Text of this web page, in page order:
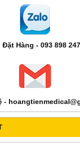
Đặt Hàng - 093 898
-